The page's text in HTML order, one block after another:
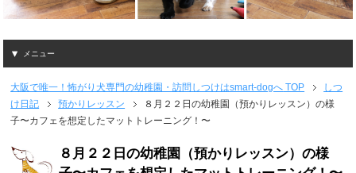
メニュー
大阪で唯一！怖がり犬専門の幼稚園・訪問しつけはsmart-dogへ TOP
しつ
け日記
預かりレッスン
８月２２日の幼稚園（預かりレッスン）の様
子〜カフェを想定したマットトレーニング！〜
８月２２日の幼稚園（預かりレッスン）の様